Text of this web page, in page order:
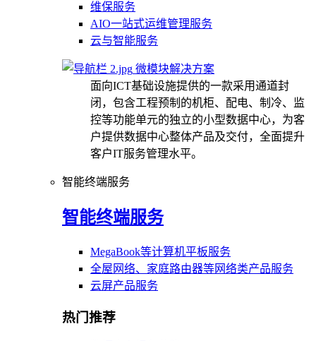
维保服务
AIO一站式运维管理服务
云与智能服务
微模块解决方案
面向ICT基础设施提供的一款采用通道封
闭，包含工程预制的机柜、配电、制冷、监
控等功能单元的独立的小型数据中心，为客
户提供数据中心整体产品及交付，全面提升
客户IT服务管理水平。
智能终端服务
智能终端服务
MegaBook等计算机平板服务
全屋网络、家庭路由器等网络类产品服务
云屏产品服务
热门推荐